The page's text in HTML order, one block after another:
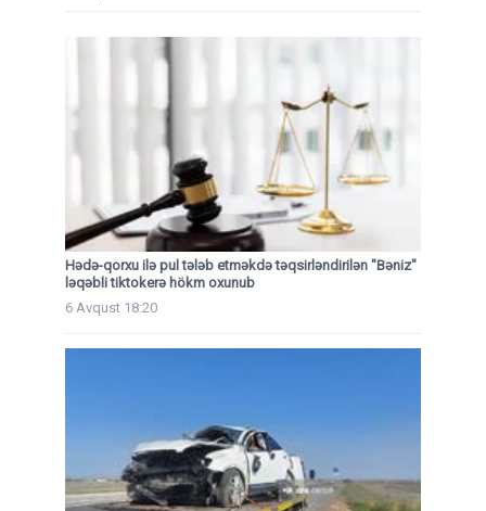
Hədə-qorxu ilə pul tələb etməkdə təqsirləndirilən "Bəniz"
ləqəbli tiktokerə hökm oxunub
6 Avqust 18:20